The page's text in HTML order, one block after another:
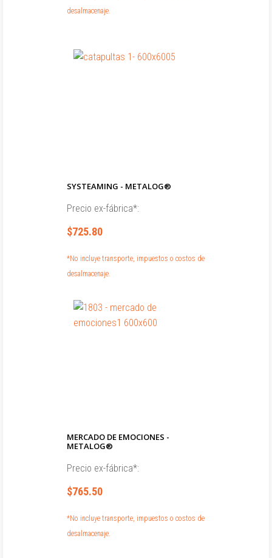
desalmacenaje.
SYSTEAMING - METALOG®
Precio ex-fábrica*:
$725.80
*No incluye transporte, impuestos o costos de
desalmacenaje.
MERCADO DE EMOCIONES -
METALOG®
Precio ex-fábrica*:
$765.50
*No incluye transporte, impuestos o costos de
desalmacenaje.